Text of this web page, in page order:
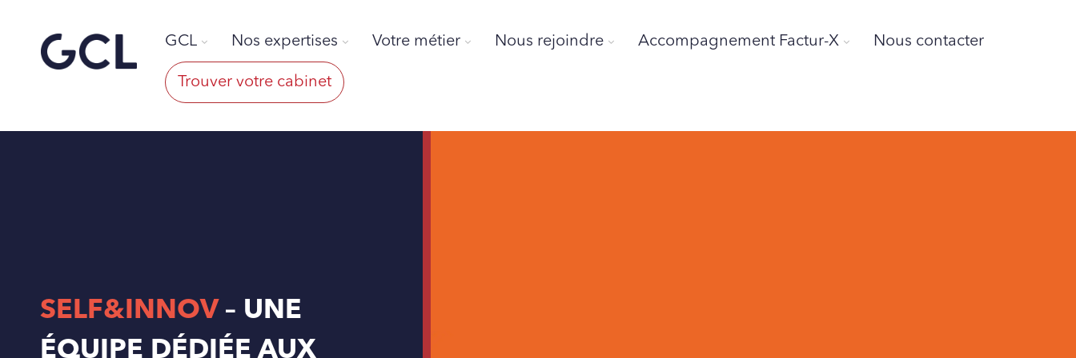
GCL Nos expertises Votre métier Nous rejoindre Accompagnement Factur-X Nous contacter
Trouver votre cabinet
SELF&INNOV– UNE
ÉQUIPE DÉDIÉE AUX